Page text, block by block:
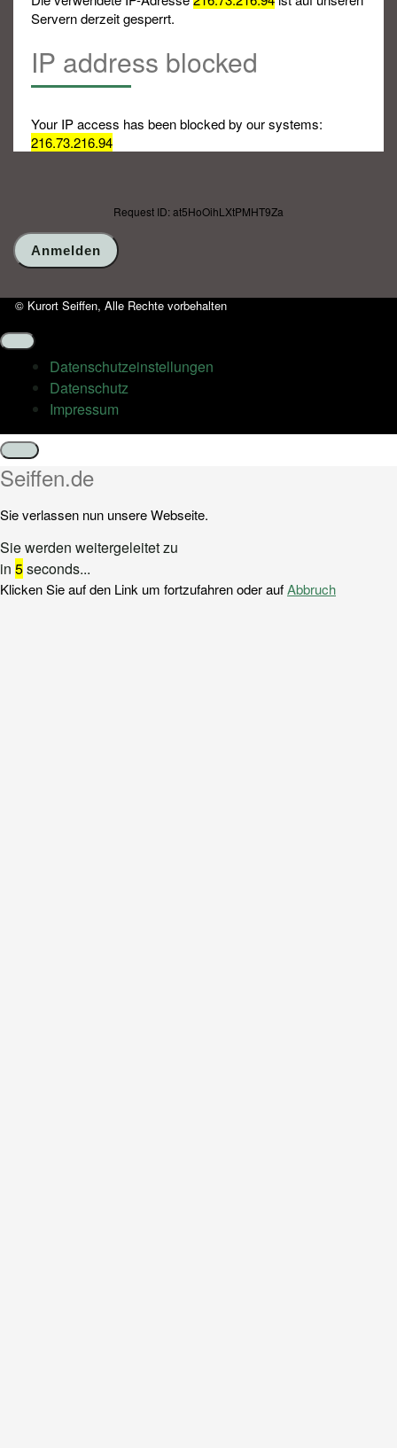
Servern derzeit gesperrt.
IP address blocked
Your IP access has been blocked by our systems:
216.73.216.94
Request ID: at5HoOihLXtPMHT9Za
© Kurort Seiffen, Alle Rechte vorbehalten
Datenschutz­einstellungen
Datenschutz
Impressum
Schließen
Seiffen.de
Sie verlassen nun unsere Webseite.
Sie werden weitergeleitet zu
in 5seconds...
Klicken Sie auf den Link um fortzufahren oder aufAbbruch